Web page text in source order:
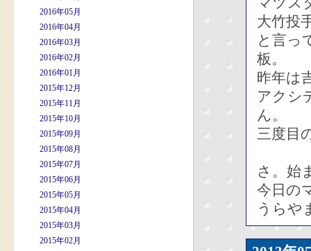
2016年05月
2016年04月
2016年03月
2016年02月
2016年01月
2015年12月
2015年11月
2015年10月
2015年09月
2015年08月
2015年07月
2015年06月
2015年05月
2015年04月
2015年03月
2015年02月
大竹投
と言っ
板。
昨年は
アクシ
ん。
三度目
さ。始
今日の
うらや